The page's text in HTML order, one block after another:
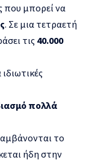
που μπορεί να
. Σε μια τετραετή
τις 40.000
πολλά
το
ήδη στην